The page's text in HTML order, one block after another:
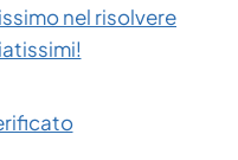
nel risolvere